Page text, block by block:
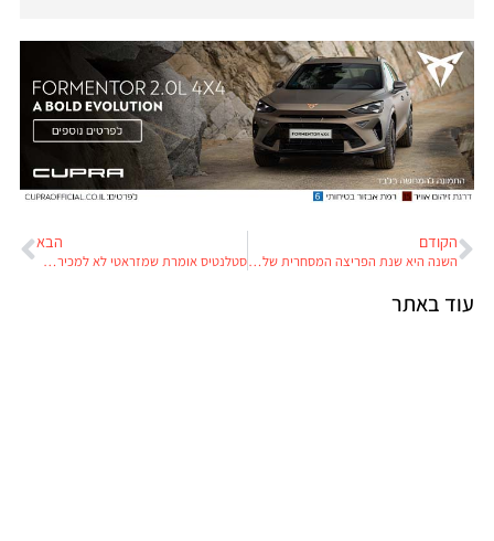
הקודם
השנה היא שנת הפריצה המסחרית של סוללות חדשות לרכב חשמלי
הבא
סטלנטיס אומרת שמזראטי לא למכירה. אז למה היא מחפשת שותפה?
עוד באתר